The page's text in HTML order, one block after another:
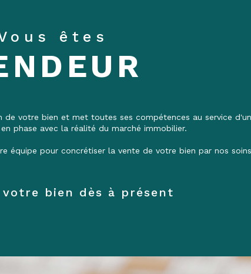
Vous êtes
de votre bien et met toutes ses compétences au service
phase avec la réalité du marché immobilier.
équipe pour concrétiser la vente de votre bien par nos
votre bien dès à présent